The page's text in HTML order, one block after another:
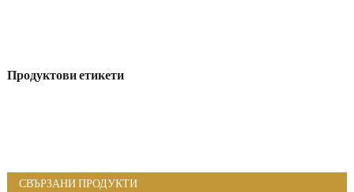
Продуктови етикети
СВЪРЗАНИ ПРОДУКТИ